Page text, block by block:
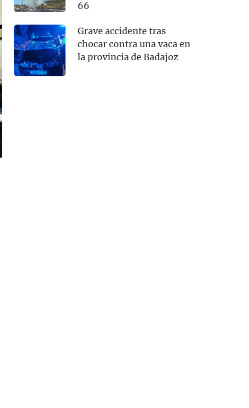
66
Grave accidente tras
chocar contra una vaca en
la provincia de Badajoz